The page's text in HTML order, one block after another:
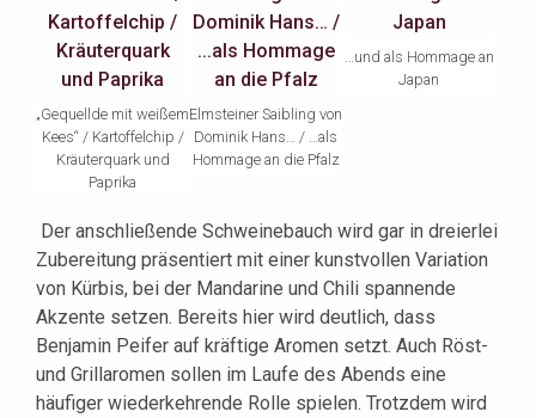
„Gequellde mit weißem
Kees“ / Kartoffelchip /
Kräuterquark und
Paprika
Elmsteiner Saibling von
Dominik Hans… / …als
Hommage an die Pfalz
…und als Hommage an
Japan
Der anschließende Schweinebauch wird gar in dreierlei
Zubereitung präsentiert mit einer kunstvollen Variation
von Kürbis, bei der Mandarine und Chili spannende
Akzente setzen. Bereits hier wird deutlich, dass
Benjamin Peifer auf kräftige Aromen setzt. Auch Röst-
und Grillaromen sollen im Laufe des Abends eine
häufiger wiederkehrende Rolle spielen. Trotzdem wird